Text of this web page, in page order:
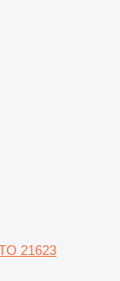
21623